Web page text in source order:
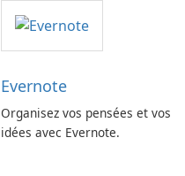
Evernote
Organisez vos pensées et vos
idées avec Evernote.